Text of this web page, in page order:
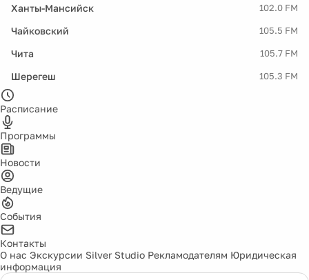
Ханты-Мансийск 102.0 FM
Чайковский 105.5 FM
Чита 105.7 FM
Шерегеш 105.3 FM
Расписание
Программы
Новости
Ведущие
События
Контакты
О нас Экскурсии Silver Studio Рекламодателям Юридическая
информация